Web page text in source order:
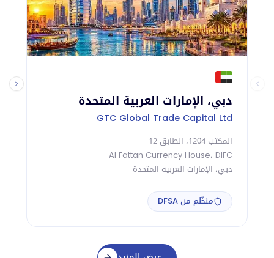
دبي، الإمارات العربية المتحدة
GTC Global Trade Capital Ltd
المكتب 1204، الطابق 12
Al Fattan Currency House، DIFC
دبي، الإمارات العربية المتحدة
منظّم من DFSA